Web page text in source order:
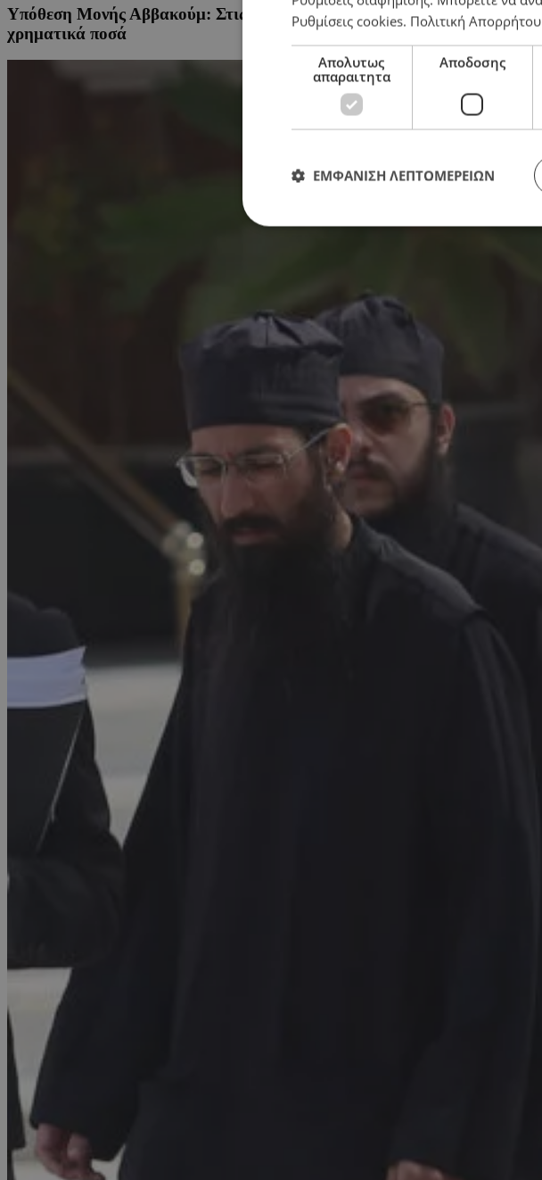
Υπόθεση Μονής Αββακούμ: Στις συνθήκες λήψης φωτογραφικών
χρηματικά ποσά
Ρυθμίσεις cookies. Πολιτική Απορρήτου
Απολυτως
απαραιτητα
Αποδοσης
ΕΜΦΑΝΙΣΗ ΛΕΠΤΟΜΕΡΕΙΩΝ